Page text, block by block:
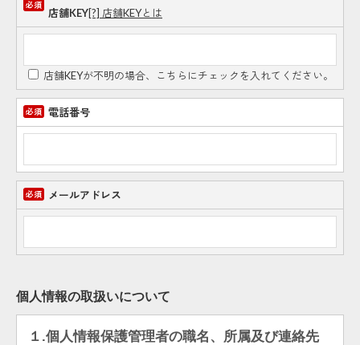
店舗KEY[?] 店舗KEYとは
店舗KEYが不明の場合、こちらにチェックを入れてください。
電話番号
メールアドレス
個人情報の取扱いについて
１.個人情報保護管理者の職名、所属及び連絡先